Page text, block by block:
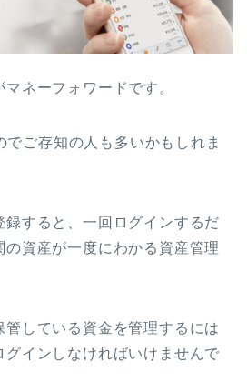
ネーフォワードです。
ご存知の人も多いかもしれま
録すると、一回ログインするだ
の資産が一度にわかる資産管理
している資金を管理するには
グインしなければいけませんで